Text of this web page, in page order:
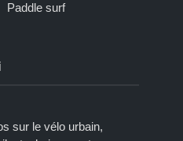
Paddle surf
sur le vélo urbain,